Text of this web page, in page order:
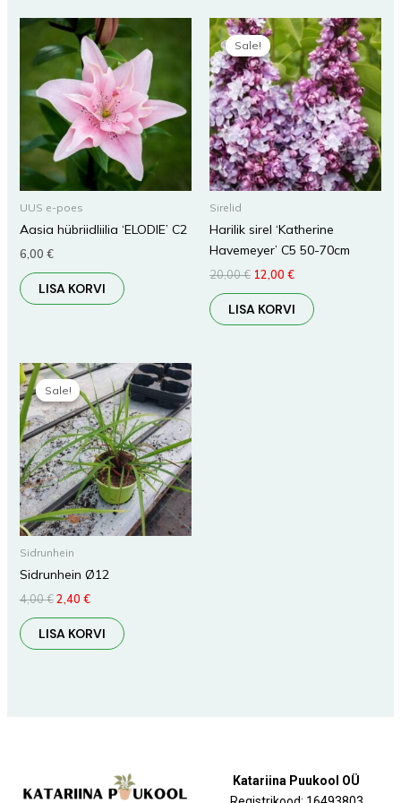
UUS e-poes
Aasia hübriidliilia ‘ELODIE’ C2
6,00 €
LISA KORVI
Sale!
Sale!
Sirelid
Harilik sirel ‘Katherine
Havemeyer’ C5 50-70cm
20,00€
Algne
hind
oli:
20,00 €.
12,00 €
Praegune
hind
on:
12,00 €.
LISA KORVI
Sale!
Sale!
Sidrunhein
Sidrunhein Ø12
4,00€
Algne
hind
oli:
4,00 €.
2,40 €
Praegune
hind
on:
2,40 €.
LISA KORVI
Katariina Puukool OÜ